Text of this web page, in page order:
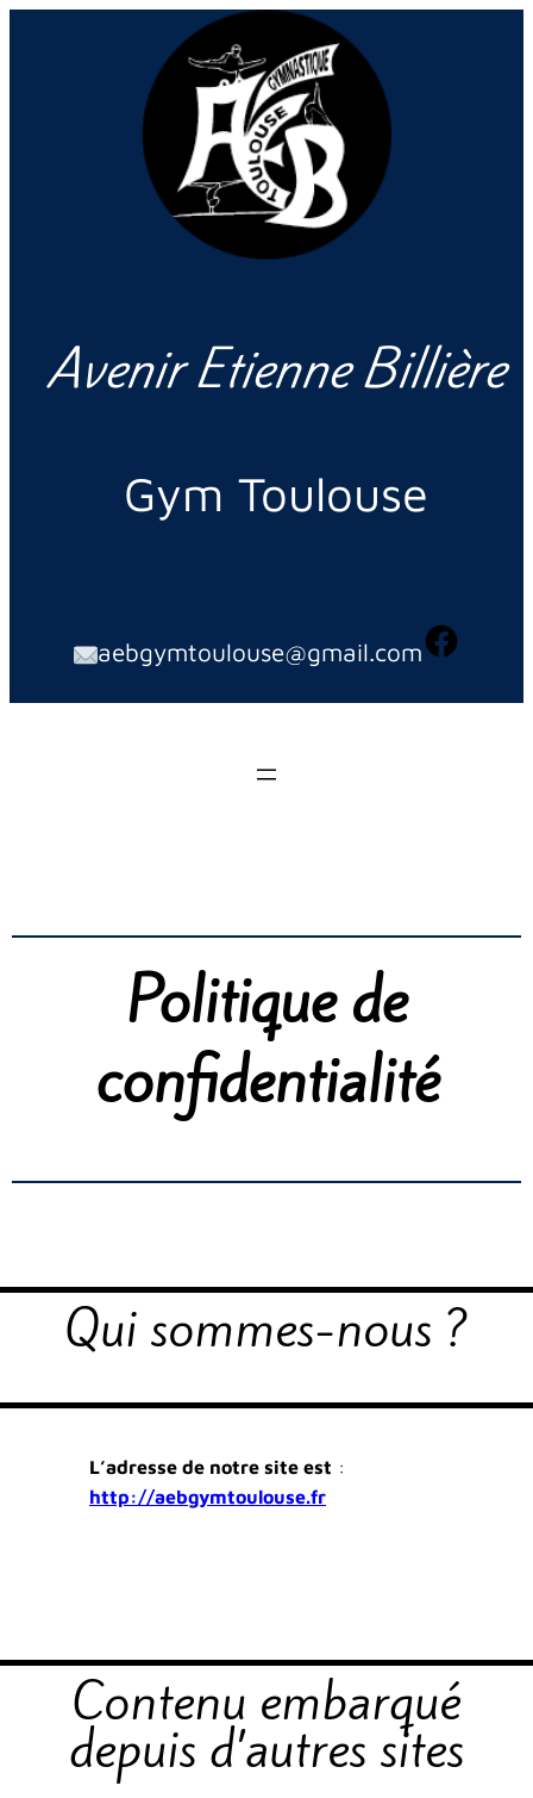
Avenir Etienne Billière
Gym Toulouse
aebgymtoulouse@gmail.com
Politique de
confidentialité
Qui sommes-nous ?
L’adresse de notre site est :
http://aebgymtoulouse.fr
Contenu embarqué
depuis d’autres sites